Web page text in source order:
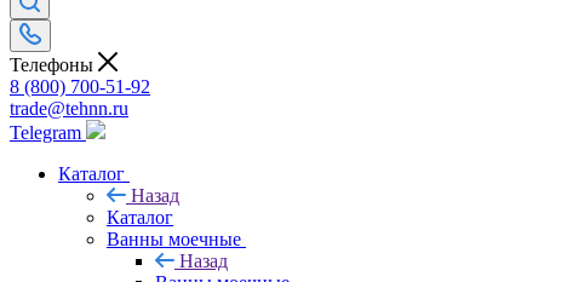
Телефоны
8 (800) 700-51-92
trade@tehnn.ru
Telegram
Каталог
Назад
Каталог
Ванны моечные
Назад